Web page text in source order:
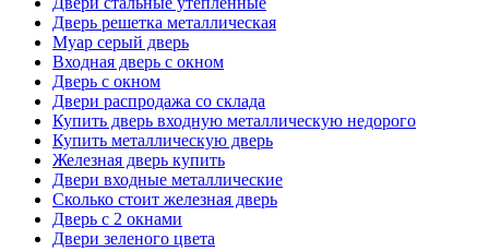
Дверь решетка металлическая
Муар серый дверь
Входная дверь с окном
Дверь с окном
Двери распродажа со склада
Купить дверь входную металлическую недорого
Купить металлическую дверь
Железная дверь купить
Двери входные металлические
Сколько стоит железная дверь
Дверь с 2 окнами
Двери зеленого цвета